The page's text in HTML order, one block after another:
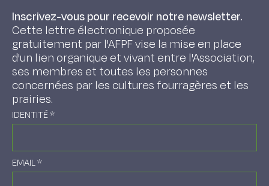
Inscrivez-vous pour recevoir notre newsletter.
Cette lettre électronique proposée
gratuitement par l'AFPF vise la mise en place
d'un lien organique et vivant entre l'Association,
ses membres et toutes les personnes
concernées par les cultures fourragères et les
prairies.
IDENTITÉ*
EMAIL*